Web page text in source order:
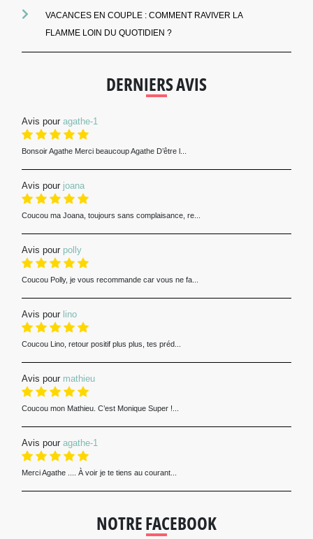
VACANCES EN COUPLE : COMMENT RAVIVER LA
FLAMME LOIN DU QUOTIDIEN ?
DERNIERS AVIS
Avis pour agathe-1
Bonsoir Agathe Merci beaucoup Agathe D’être l...
Avis pour joana
Coucou ma Joana, toujours sans complaisance, re...
Avis pour polly
Coucou Polly, je vous recommande car vous ne fa...
Avis pour lino
Coucou Lino, retour positif plus plus, tes préd...
Avis pour mathieu
Coucou mon Mathieu. C’est Monique Super !...
Avis pour agathe-1
Merci Agathe .... À voir je te tiens au courant...
NOTRE FACEBOOK